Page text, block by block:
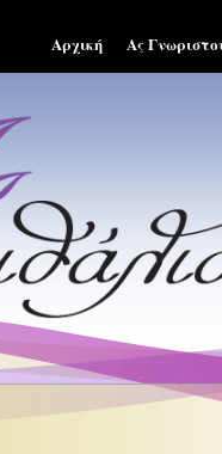
Αρχική Ας